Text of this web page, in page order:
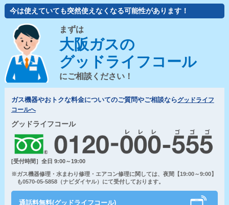
今は使えていても突然使えなくなる可能性があります！
まずは
大阪ガスの
グッドライフコール
にご相談ください！
ガス機器やおトクな料金についてのご質問やご相談ならグッドライフ
コールへ
グッドライフコール
[受付時間］全日 9:00～19:00
※ガス機器修理・水まわり修理・エアコン修理に関しては、夜間【19:00～9:00】
も0570-05-5858（ナビダイヤル）にて受付しております。
通話料無料(グッドライフコール)